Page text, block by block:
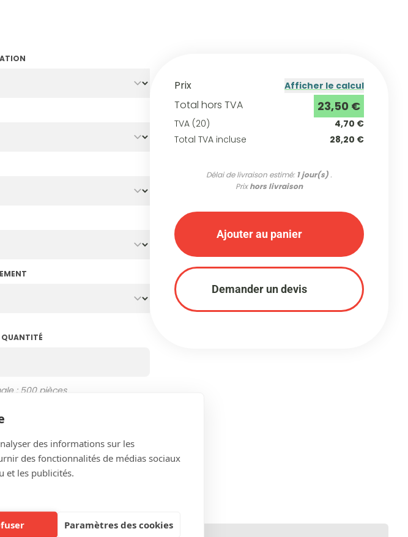
des informations sur les
des fonctionnalités de médias sociaux
et les publicités.
Paramètres des cookies
QUANTITÉ
: 500 pièces
: 165.500
couleur
Prix Afficher le calcul
Total hors TVA 23,50 €
TVA (20)
4,70 €
Total TVA incluse
28,20 €
Délai de livraison estimé:1 jour(s).
Prixhors livraison
Ajouter au panier
Demander un devis